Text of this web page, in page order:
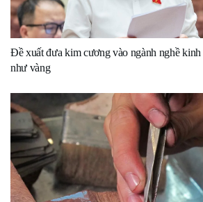
Đề xuất đưa kim cương vào ngành nghề kinh
như vàng